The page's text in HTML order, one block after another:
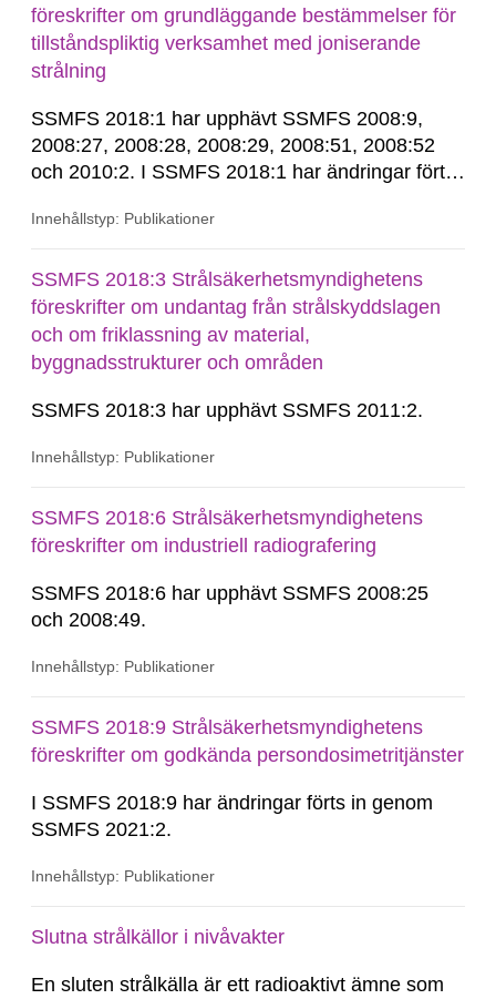
föreskrifter om grundläggande bestämmelser för
tillståndspliktig verksamhet med joniserande
strålning
SSMFS 2018:1 har upphävt SSMFS 2008:9,
2008:27, 2008:28, 2008:29, 2008:51, 2008:52
och 2010:2. I SSMFS 2018:1 har ändringar förts
SSMFS 2022:14, SSMFS 2024:2 och SSMFS
Innehållstyp: Publikationer
SSMFS 2018:3 Strålsäkerhetsmyndighetens
föreskrifter om undantag från strålskyddslagen
och om friklassning av material,
byggnadsstrukturer och områden
SSMFS 2018:3 har upphävt SSMFS 2011:2.
Innehållstyp: Publikationer
SSMFS 2018:6 Strålsäkerhetsmyndighetens
föreskrifter om industriell radiografering
SSMFS 2018:6 har upphävt SSMFS 2008:25
och 2008:49.
Innehållstyp: Publikationer
SSMFS 2018:9 Strålsäkerhetsmyndighetens
föreskrifter om godkända persondosimetritjänster
I SSMFS 2018:9 har ändringar förts in genom
SSMFS 2021:2.
Innehållstyp: Publikationer
Slutna strålkällor i nivåvakter
En sluten strålkälla är ett radioaktivt ämne som